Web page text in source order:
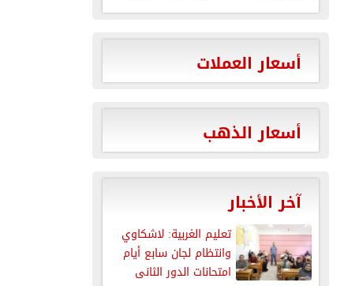
أسعار العملات
أسعار الذهب
آخر الأخبار
تعليم الغربية: لاشكاوي
وانتظام لجان سابع أيام
امتحانات الدور الثانى